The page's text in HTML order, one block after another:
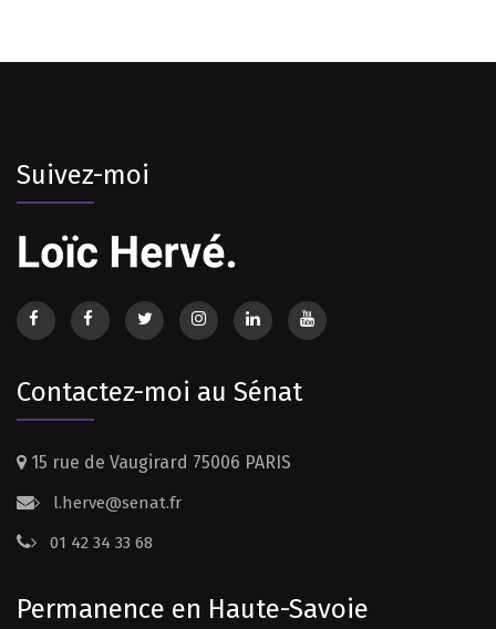
Suivez-moi
Contactez-moi au Sénat
15 rue de Vaugirard 75006 PARIS
l.herve@senat.fr
01 42 34 33 68
Permanence en Haute-Savoie